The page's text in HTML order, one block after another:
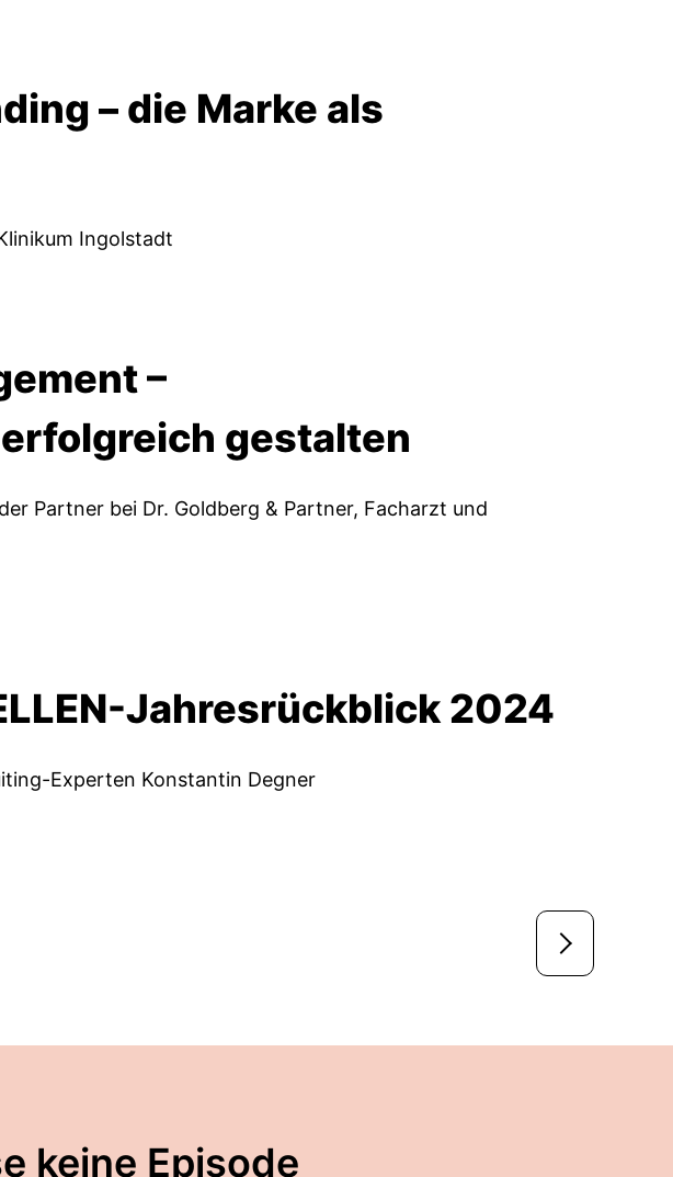
– die Marke als
Ingolstadt
–
gestalten
Partner bei Dr. Goldberg & Partner, Facharzt und
Jahresrückblick 2024
Experten Konstantin Degner
keine Episode